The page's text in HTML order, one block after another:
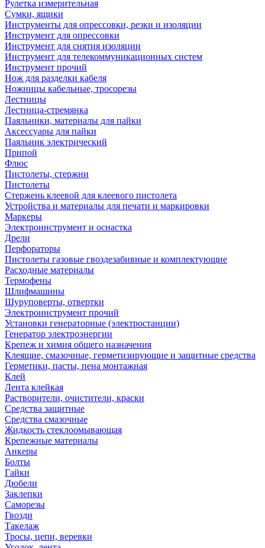
Рулетка измерительная
Сумки, ящики
Инструменты для опрессовки, резки и изоляции
Инструмент для опрессовки
Инструмент для снятия изоляции
Инструмент для телекоммуникационных систем
Инструмент прочий
Нож для разделки кабеля
Ножницы кабельные, тросорезы
Лестницы
Лестница-стремянка
Паяльники, материалы для пайки
Аксессуары для пайки
Паяльник электрический
Припой
Флюс
Пистолеты, стержни
Пистолеты
Стержень клеевой для клеевого пистолета
Устройства и материалы для печати и маркировки
Маркеры
Электроинструмент и оснастка
Дрели
Перфораторы
Пистолеты газовые гвоздезабивные и комплектующие
Расходные материалы
Термофены
Шлифмашины
Шуруповерты, отвертки
Электроинструмент прочий
Установки генераторные (электростанции)
Генератор электроэнергии
Крепеж и химия общего назначения
Клеящие, смазочные, герметизирующие и защитные средства
Герметики, пасты, пена монтажная
Клей
Лента клейкая
Растворители, очистители, краски
Средства защитные
Средства смазочные
Жидкость стеклоомывающая
Крепежные материалы
Анкеры
Болты
Гайки
Дюбели
Заклепки
Саморезы
Гвозди
Такелаж
Тросы, цепи, веревки